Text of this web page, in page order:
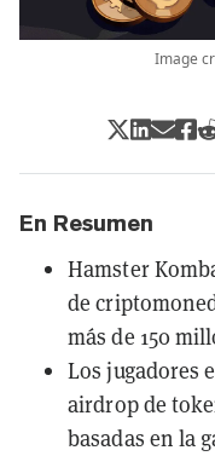
Image
En Resumen
Hamster
de
más de 150
Los jugadores
airdrop de
basadas en la